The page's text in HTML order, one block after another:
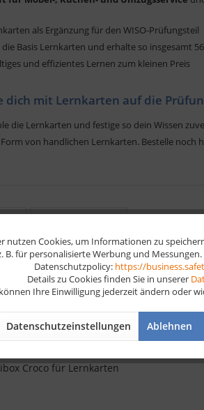
als Ergänzung für den WISO-Prüfungsteil
die Basis Lernkarten und erhalte so insgesamt
und effizientes Lernen zum kleinen Preis
dich mit Lernkarten auf die
die Lernkarten und festige so dein Wissen
von handlichen Lernkarten. Bestelle
Croco für Lernkarten
nutzen Cookies, um Informationen zu
B. für personalisierte Werbung und
Datenschutzpolicy: https://
Details zu Cookies finden Sie in unserer
Ihre Einwilligung jederzeit ändern oder
Datenschutzeinstellungen Ablehnen